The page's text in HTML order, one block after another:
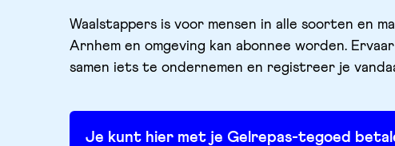
Waalstappers is voor mensen in alle soorten en
Arnhem en omgeving kan abonnee worden.
samen iets te ondernemen en registreer je
Je kunt hier met je Gelrepas-tegoed